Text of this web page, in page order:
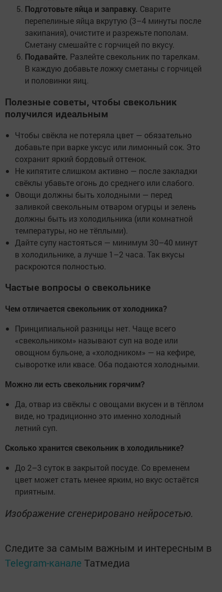
Подготовьте яйца и заправку. Сварите
перепелиные яйца вкрутую (3–4 минуты после
закипания), очистите и разрежьте пополам.
Сметану смешайте с горчицей по вкусу.
Подавайте. Разлейте свекольник по тарелкам.
В каждую добавьте ложку сметаны с горчицей
и половинки яиц.
Полезные советы, чтобы свекольник
получился идеальным
Чтобы свёкла не потеряла цвет — обязательно
добавьте при варке уксус или лимонный сок. Это
сохранит яркий бордовый оттенок.
Не кипятите слишком активно — после закладки
свёклы убавьте огонь до среднего или слабого.
Овощи должны быть холодными — перед
заливкой свекольным отваром огурцы и зелень
должны быть из холодильника (или комнатной
температуры, но не тёплыми).
Дайте супу настояться — минимум 30–40 минут
в холодильнике, а лучше 1–2 часа. Так вкусы
раскроются полностью.
Частые вопросы о свекольнике
Чем отличается свекольник от холодника?
Принципиальной разницы нет. Чаще всего
«свекольником» называют суп на воде или
овощном бульоне, а «холодником» — на кефире,
сыворотке или квасе. Оба подаются холодными.
Можно ли есть свекольник горячим?
Да, отвар из свёклы с овощами вкусен и в тёплом
виде, но традиционно это именно холодный
летний суп.
Сколько хранится свекольник в холодильнике?
До 2–3 суток в закрытой посуде. Со временем
цвет может стать менее ярким, но вкус остаётся
приятным.
Изображение сгенерировано нейросетью.
Следите за самым важным и интересным в
Telegram-канале Татмедиа